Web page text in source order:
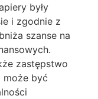
były
i zgodnie z
szanse na
zastępstwo
może być